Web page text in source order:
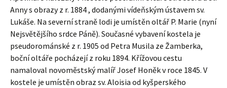
Anny s obrazy z r. 1884 , dodanými vídeňským ústavem sv.
Lukáše. Na severní straně lodi je umístěn oltář P. Marie (nyní
Nejsvětějšího srdce Páně). Současné vybavení kostela je
pseudorománské z r. 1905 od Petra Musila ze Žamberka,
boční oltáře pocházejí z roku 1894. Křížovou cestu
namaloval novoměstský malíř Josef Honěk v roce 1845. V
kostele je umístěn obraz sv. Aloisia od kyšperského